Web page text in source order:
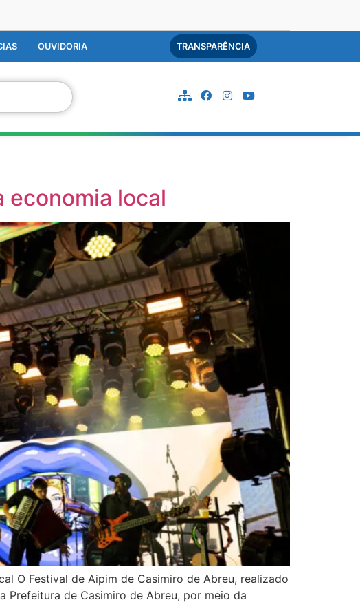
OUVIDORIA TRANSPARÊNCIA
economia local
O Festival de Aipim de Casimiro de Abreu, realizado
Prefeitura de Casimiro de Abreu, por meio da